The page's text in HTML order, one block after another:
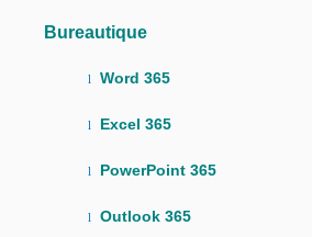
Bureautique
l Word 365
l Excel 365
l PowerPoint 365
l Outlook 365